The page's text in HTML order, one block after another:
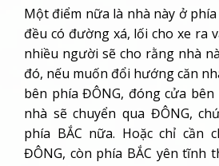
Một điểm nữa là nhà này ở phía
đều có đường xá, lối cho xe ra
nhiều người sẽ cho rằng nhà
đó, nếu muốn đổi hướng căn
bên phía ĐÔNG, đóng cửa
nhà sẽ chuyển qua ĐÔNG,
phía BẮC nữa. Hoặc chỉ cần
ĐÔNG, còn phía BẮC yên tĩnh